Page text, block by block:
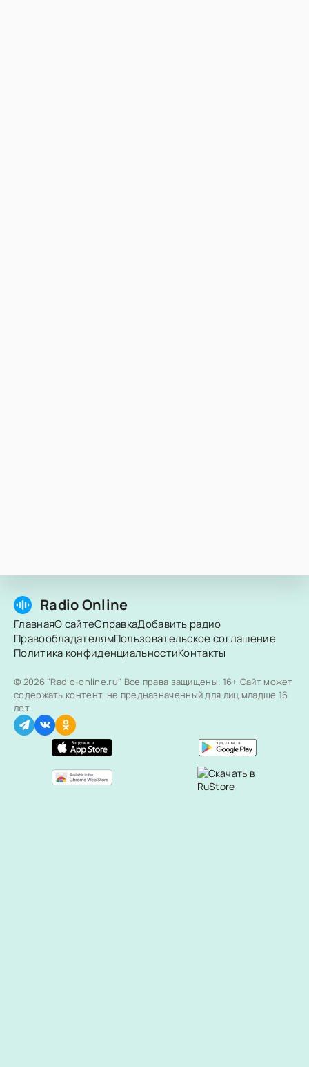
Radio Online
ГлавнаяО сайтеСправкаДобавить радио
ПравообладателямПользовательское соглашение
Политика конфиденциальностиКонтакты
© 2026 "Radio-online.ru" Все права защищены. 16+ Сайт может
содержать контент, не предназначенный для лиц младше 16
лет.